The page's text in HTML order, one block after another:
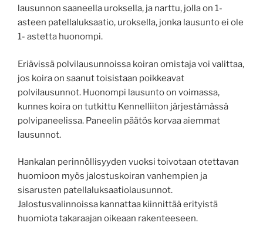
lausunnon saaneella uroksella, ja narttu, jolla on 1-
asteen patellaluksaatio, uroksella, jonka lausunto ei ole
1- astetta huonompi.
Eriävissä polvilausunnoissa koiran omistaja voi valittaa,
jos koira on saanut toisistaan poikkeavat
polvilausunnot. Huonompi lausunto on voimassa,
kunnes koira on tutkittu Kennelliiton järjestämässä
polvipaneelissa. Paneelin päätös korvaa aiemmat
lausunnot.
Hankalan perinnöllisyyden vuoksi toivotaan otettavan
huomioon myös jalostuskoiran vanhempien ja
sisarusten patellaluksaatiolausunnot.
Jalostusvalinnoissa kannattaa kiinnittää erityistä
huomiota takaraajan oikeaan rakenteeseen.